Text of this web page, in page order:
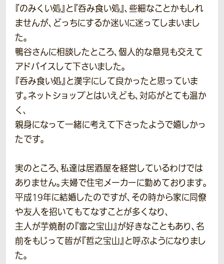
『のみくい処』と『呑み食い処』、些細なことかもしれ
ませんが、どっちにするか迷いに迷ってしまいまし
た。
鴨谷さんに相談したところ、個人的な意見も交えて
アドバイスして下さいました。
『呑み食い処』と漢字にして良かったと思っていま
す。ネットショップとはいえども、対応がとても温か
く、
親身になって一緒に考えて下さったようで嬉しかっ
たです。
実のところ、私達は居酒屋を経営しているわけでは
ありません。夫婦で住宅メーカーに勤めております。
平成19年に結婚したのですが、その時から家に同僚
や友人を招いてもてなすことが多くなり、
主人が芋焼酎の『富之宝山』が好きなこともあり、名
前をもじって皆が『哲之宝山』と呼ぶようになりまし
た。